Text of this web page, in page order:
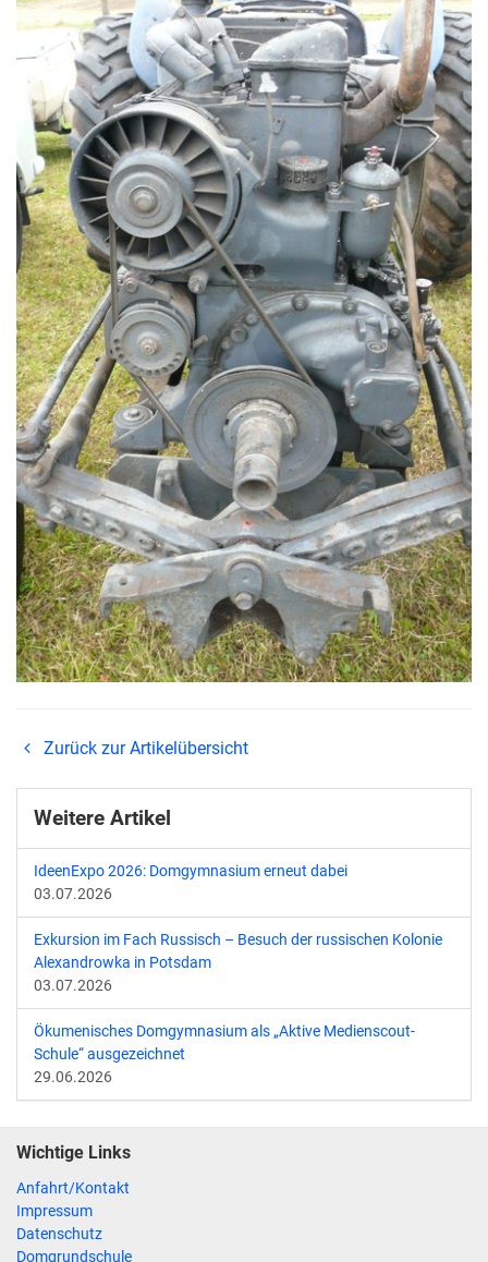
Zurück zur Artikelübersicht
Weitere Artikel
IdeenExpo 2026: Domgymnasium erneut dabei
03.07.2026
Exkursion im Fach Russisch – Besuch der russischen Kolonie
Alexandrowka in Potsdam
03.07.2026
Ökumenisches Domgymnasium als „Aktive Medienscout-
Schule“ ausgezeichnet
29.06.2026
Wichtige Links
Anfahrt/Kontakt
Impressum
Datenschutz
Domgrundschule